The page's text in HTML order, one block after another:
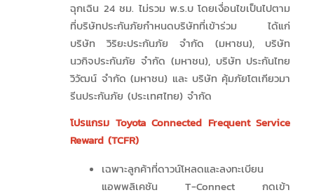
ฉุกเฉิน 24 ชม. ไม่รวม พ.ร.บ โดยเงื่อนไขเป็นไปตาม
ที่บริษัทประกันภัยกำหนดบริษัทที่เข้าร่วม ได้แก่
บริษัท วิริยะประกันภัย จำกัด (มหาชน), บริษัท
นวกิจประกันภัย จำกัด (มหาชน), บริษัท ประกันไทย
วิวัฒน์ จำกัด (มหาชน) และ บริษัท คุ้มภัยโตเกียวมา
รีนประกันภัย (ประเทศไทย) จำกัด
โปรแกรม Toyota Connected Frequent Service
Reward (TCFR)
เฉพาะลูกค้าที่ดาวน์โหลดและลงทะเบียน
แอพพลิเคชัน T-Connect กดเข้า